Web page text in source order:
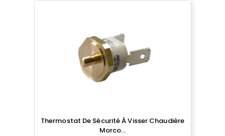
Thermostat De Sécurité À Visser Chaudière
Morco...